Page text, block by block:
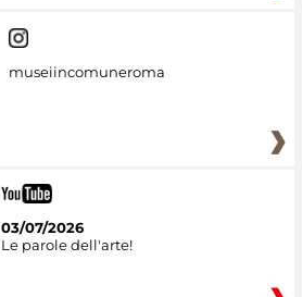
museiincomuneroma
03/07/2026
Le parole dell'arte!